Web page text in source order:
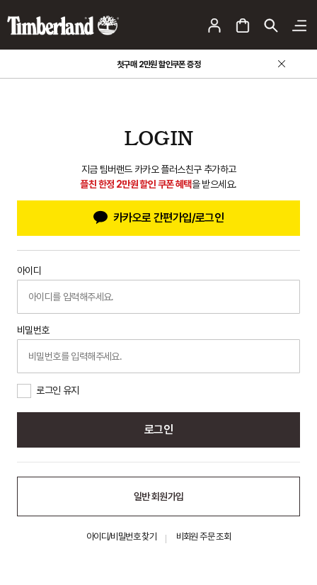
첫구매 2만원 할인쿠폰 증정
LOGIN
지금 팀버랜드 카카오 플러스친구 추가하고
플친 한정 2만원 할인 쿠폰 혜택을 받으세요.
카카오로 간편가입/로그인
아이디
비밀번호
로그인 유지
로그인
일반 회원가입
아이디/비밀번호 찾기 비회원 주문 조회